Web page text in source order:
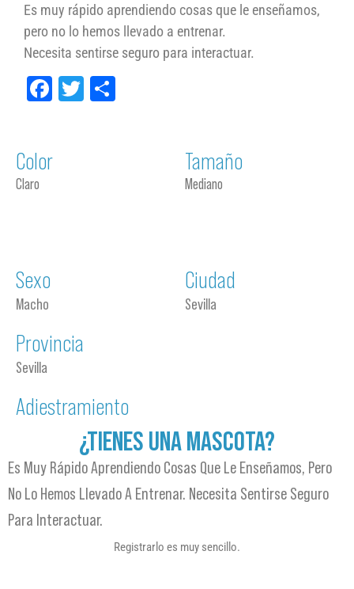
Es muy rápido aprendiendo cosas que le enseñamos,
pero no lo hemos llevado a entrenar.
Necesita sentirse seguro para interactuar.
Facebook
Twitter
Color
Claro
Tamaño
Mediano
Sexo
Macho
Ciudad
Sevilla
Provincia
Sevilla
Adiestramiento
¿TIENES UNA MASCOTA?
Es Muy Rápido Aprendiendo Cosas Que Le Enseñamos, Pero
No Lo Hemos Llevado A Entrenar. Necesita Sentirse Seguro
Para Interactuar.
Registrarlo es muy sencillo.